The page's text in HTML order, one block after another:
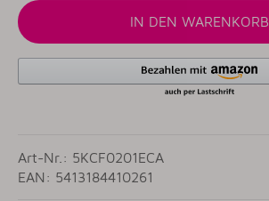
IN DEN WARENKORB
Art-Nr.: 5KCF0201ECA
EAN: 5413184410261